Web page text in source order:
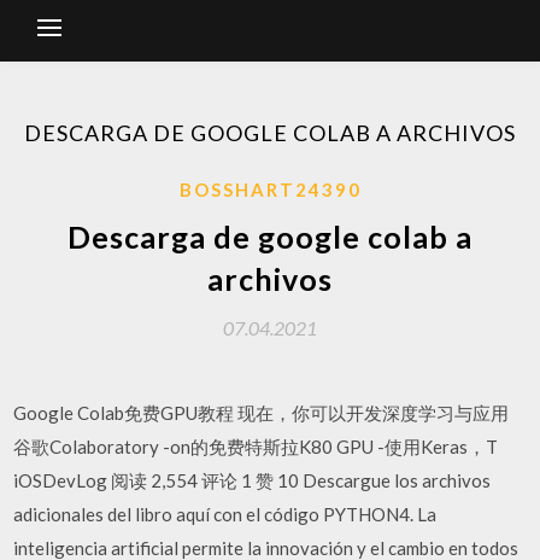
DESCARGA DE GOOGLE COLAB A ARCHIVOS
BOSSHART24390
Descarga de google colab a
archivos
07.04.2021
Google Colab免费GPU教程 现在，你可以开发深度学习与应用
谷歌Colaboratory -on的免费特斯拉K80 GPU -使用Keras，T
iOSDevLog 阅读 2,554 评论 1 赞 10 Descargue los archivos
adicionales del libro aquí con el código PYTHON4. La
inteligencia artificial permite la innovación y el cambio en todos